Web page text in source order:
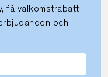
få välkomstrabatt
och